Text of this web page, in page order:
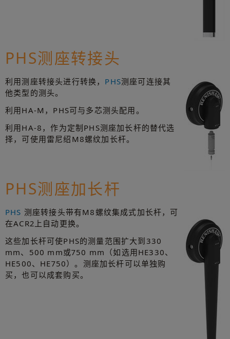
PHS测座转接头
利用测座转接头进行转换， PHS测座可连接其
他类型的测头。
利用HA-M，PHS可与多芯测头配用。
利用HA-8，作为定制PHS测座加长杆的替代选
择，可使用雷尼绍M8螺纹加长杆。
PHS测座加长杆
PHS 测座转接头带有M8螺纹集成式加长杆，可
在ACR2上自动更换。
这些加长杆可使PHS的测量范围扩大到330
mm、500 mm或750 mm（如选用HE330、
HE500、HE750）。测座加长杆可以单独购
买，也可以成套购买。